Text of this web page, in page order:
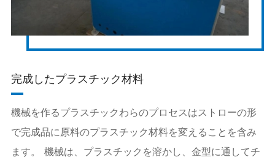
完成したプラスチック材料
機械を作るプラスチックわらのプロセスはストローの形
で完成品に原料のプラスチック材料を変えることを含み
ます。 機械は、プラスチックを溶かし、金型に通してチ